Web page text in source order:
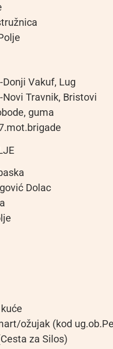
Vakuf, Lug
Travnik, Bristovi
guma
Dolac
ožujak (kod
za Silos)